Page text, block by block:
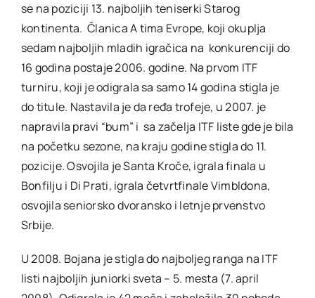
se na poziciji 13. najboljih teniserki Starog
kontinenta. Članica A tima Evrope, koji okuplja
sedam najboljih mladih igračica na konkurenciji do
16 godina postaje 2006. godine. Na prvom ITF
turniru, koji je odigrala sa samo 14 godina stigla je
do titule. Nastavila je da ređa trofeje, u 2007. je
napravila pravi “bum” i sa začelja ITF liste gde je bila
na početku sezone, na kraju godine stigla do 11.
pozicije. Osvojila je Santa Kroče, igrala finala u
Bonfilju i Di Prati, igrala četvrtfinale Vimbldona,
osvojila seniorsko dvoransko i letnje prvenstvo
Srbije.
U 2008. Bojana je stigla do najboljeg ranga na ITF
listi najboljih juniorki sveta – 5. mesta (7. april